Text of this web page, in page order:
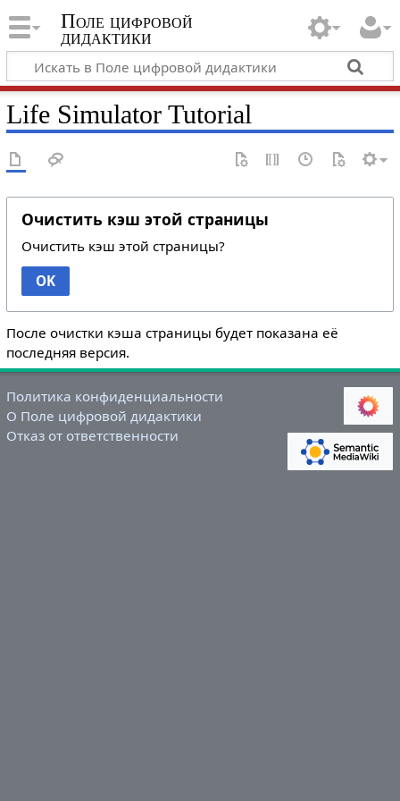
Поле цифровой
дидактики
Life Simulator Tutorial
Очистить кэш этой страницы
Очистить кэш этой страницы?
OK
После очистки кэша страницы будет показана её
последняя версия.
Политика конфиденциальности
О Поле цифровой дидактики
Отказ от ответственности